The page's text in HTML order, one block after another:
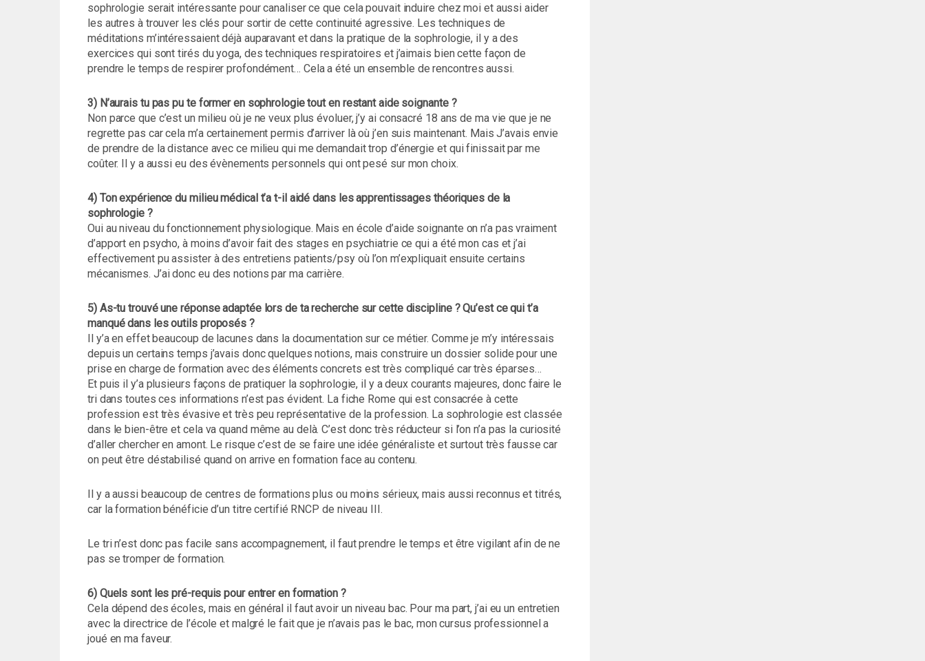
sophrologie serait intéressante pour canaliser ce que cela pouvait induire chez moi et aussi aider
les autres à trouver les clés pour sortir de cette continuité agressive. Les techniques de
méditations m’intéressaient déjà auparavant et dans la pratique de la sophrologie, il y a des
exercices qui sont tirés du yoga, des techniques respiratoires et j’aimais bien cette façon de
prendre le temps de respirer profondément… Cela a été un ensemble de rencontres aussi.
3) N’aurais tu pas pu te former en sophrologie tout en restant aide soignante ?
Non parce que c’est un milieu où je ne veux plus évoluer, j’y ai consacré 18 ans de ma vie que je ne
regrette pas car cela m’a certainement permis d’arriver là où j’en suis maintenant. Mais J’avais envie
de prendre de la distance avec ce milieu qui me demandait trop d’énergie et qui finissait par me
coûter. Il y a aussi eu des évènements personnels qui ont pesé sur mon choix.
4) Ton expérience du milieu médical t’a t-il aidé dans les apprentissages théoriques de la
sophrologie ?
Oui au niveau du fonctionnement physiologique. Mais en école d’aide soignante on n’a pas vraiment
d’apport en psycho, à moins d’avoir fait des stages en psychiatrie ce qui a été mon cas et j’ai
effectivement pu assister à des entretiens patients/psy où l’on m’expliquait ensuite certains
mécanismes. J’ai donc eu des notions par ma carrière.
5) As-tu trouvé une réponse adaptée lors de ta recherche sur cette discipline ? Qu’est ce qui t’a
manqué dans les outils proposés ?
Il y’a en effet beaucoup de lacunes dans la documentation sur ce métier. Comme je m’y intéressais
depuis un certains temps j’avais donc quelques notions, mais construire un dossier solide pour une
prise en charge de formation avec des éléments concrets est très compliqué car très éparses…
Et puis il y’a plusieurs façons de pratiquer la sophrologie, il y a deux courants majeures, donc faire le
tri dans toutes ces informations n’est pas évident. La fiche Rome qui est consacrée à cette
profession est très évasive et très peu représentative de la profession. La sophrologie est classée
dans le bien-être et cela va quand même au delà. C’est donc très réducteur si l’on n’a pas la curiosité
d’aller chercher en amont. Le risque c’est de se faire une idée généraliste et surtout très fausse car
on peut être déstabilisé quand on arrive en formation face au contenu.
Il y a aussi beaucoup de centres de formations plus ou moins sérieux, mais aussi reconnus et titrés,
car la formation bénéficie d’un titre certifié RNCP de niveau III.
Le tri n’est donc pas facile sans accompagnement, il faut prendre le temps et être vigilant afin de ne
pas se tromper de formation.
6) Quels sont les pré-requis pour entrer en formation ?
Cela dépend des écoles, mais en général il faut avoir un niveau bac. Pour ma part, j’ai eu un entretien
avec la directrice de l’école et malgré le fait que je n’avais pas le bac, mon cursus professionnel a
joué en ma faveur.